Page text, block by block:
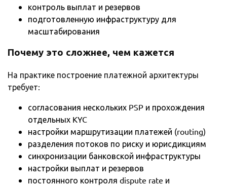
контроль выплат и резервов
подготовленную инфраструктуру для
масштабирования
Почему это сложнее, чем кажется
На практике построение платежной архитектуры
требует:
согласования нескольких PSP и прохождения
отдельных KYC
настройки маршрутизации платежей (routing)
разделения потоков по риску и юрисдикциям
синхронизации банковской инфраструктуры
настройки выплат и резервов
постоянного контроля dispute rate и